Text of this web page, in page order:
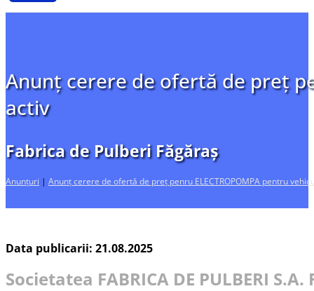
Anunț cerere de ofertă de preț
activ
Fabrica de Pulberi Făgăraș
Anunțuri | Anunț cerere de ofertă de preț penru ELECTROPOMPA pentru
Data publicarii: 21.08.2025
Societatea FABRICA DE PULBERI